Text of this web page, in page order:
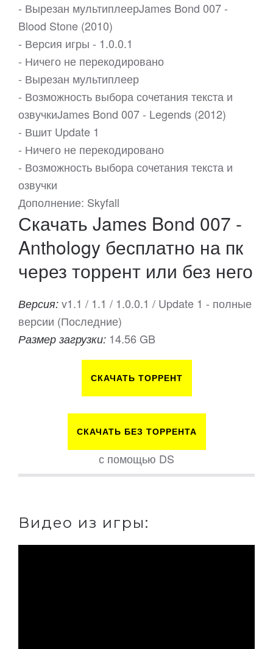
- Вырезан мультиплеерJames Bond 007 -
Blood Stone (2010)
- Версия игры - 1.0.0.1
- Ничего не перекодировано
- Вырезан мультиплеер
- Возможность выбора сочетания текста и
озвучкиJames Bond 007 - Legends (2012)
- Вшит Update 1
- Ничего не перекодировано
- Возможность выбора сочетания текста и
озвучки
Дополнение: Skyfall
Скачать James Bond 007 -
Anthology бесплатно на пк
через торрент или без него
Версия: v1.1 / 1.1 / 1.0.0.1 / Update 1 - полные
версии (Последние)
Размер загрузки: 14.56 GB
СКАЧАТЬ ТОРРЕНТ
СКАЧАТЬ БЕЗ ТОРРЕНТА
с помощью DS
Видео из игры: